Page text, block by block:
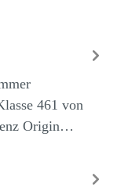
461 von
Origin…